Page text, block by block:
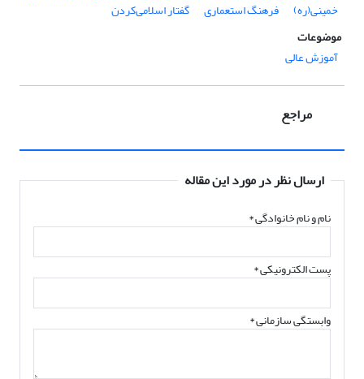
خمینی(ره) فرهنگ استعماری
گفتار اسلامی‌کردن
موضوعات
آموزش عالی
مراجع
ارسال نظر در مورد این مقاله
نام و نام خانوادگی*
پست الکترونیکی*
وابستگی سازمانی *